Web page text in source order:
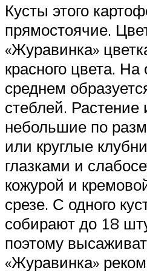
Кусты этого
прямостоячие.
«Журавинка»
красного цвета. На
среднем
стеблей. Растение
небольшие по
или круглые
глазками и
кожурой и
срезе. С одного
собирают до 18
поэтому
«Журавинка»